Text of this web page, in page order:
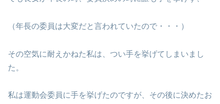
（年長の委員は大変だと言われていたので・・・）
その空気に耐えかねた私は、つい手を挙げてしまいまし
た。
私は運動会委員に手を挙げたのですが、その後に決めたお